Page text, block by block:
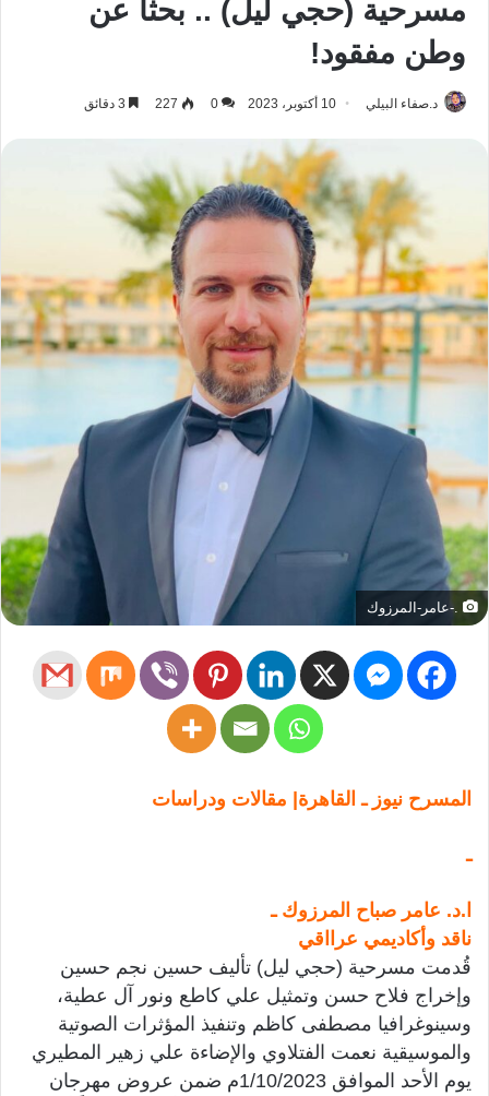
مسرحية (حجي ليل) .. بحثا عن
وطن مفقود!
د.صفاء البيلي 10 أكتوبر، 2023 0
227
.-عامر-المرزوك
المسرح نيوز ـ القاهرة| مقالات ودراسات
ـ
ا.د. عامر صباح المرزوك ـ
ناقد وأكاديمي عرااقي
قُدمت مسرحية (حجي ليل) تأليف حسين نجم حسين
وإخراج فلاح حسن وتمثيل علي كاطع ونور آل عطية،
وسينوغرافيا مصطفى كاظم وتنفيذ المؤثرات الصوتية
والموسيقية نعمت الفتلاوي والإضاءة علي زهير المطيري
يوم الأحد الموافق 1/10/2023م ضمن عروض مهرجان